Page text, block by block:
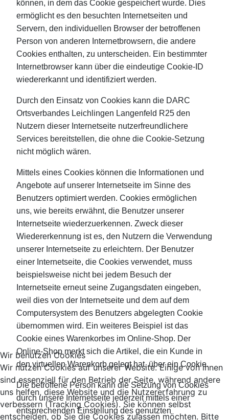
können, in dem das Cookie gespeichert wurde. Dies
ermöglicht es den besuchten Internetseiten und
Servern, den individuellen Browser der betroffenen
Person von anderen Internetbrowsern, die andere
Cookies enthalten, zu unterscheiden. Ein bestimmter
Internetbrowser kann über die eindeutige Cookie-ID
wiedererkannt und identifiziert werden.
Durch den Einsatz von Cookies kann die DARC
Ortsverbandes Leichlingen Langenfeld R25 den
Nutzern dieser Internetseite nutzerfreundlichere
Services bereitstellen, die ohne die Cookie-Setzung
nicht möglich wären.
Mittels eines Cookies können die Informationen und
Angebote auf unserer Internetseite im Sinne des
Benutzers optimiert werden. Cookies ermöglichen
uns, wie bereits erwähnt, die Benutzer unserer
Internetseite wiederzuerkennen. Zweck dieser
Wiedererkennung ist es, den Nutzern die Verwendung
unserer Internetseite zu erleichtern. Der Benutzer
einer Internetseite, die Cookies verwendet, muss
beispielsweise nicht bei jedem Besuch der
Internetseite erneut seine Zugangsdaten eingeben,
weil dies von der Internetseite und dem auf dem
Computersystem des Benutzers abgelegten Cookie
übernommen wird. Ein weiteres Beispiel ist das
Cookie eines Warenkorbes im Online-Shop. Der
Online-Shop merkt sich die Artikel, die ein Kunde in
den virtuellen Warenkorb gelegt hat, über ein Cookie.
Die betroffene Person kann die Setzung von Cookies
durch unsere Internetseite jederzeit mittels einer
entsprechenden Einstellung des genutzten
Wir benutzen Cookies
Wir nutzen Cookies auf unserer Website. Einige von ihnen
sind essenziell für den Betrieb der Seite, während andere
uns helfen, diese Website und die Nutzererfahrung zu
verbessern (Tracking Cookies). Sie können selbst
entscheiden, ob Sie die Cookies zulassen möchten. Bitte